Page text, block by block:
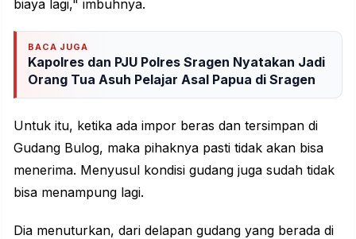
biaya lagi," imbuhnya.
BACA JUGA
Kapolres dan PJU Polres Sragen Nyatakan Jadi
Orang Tua Asuh Pelajar Asal Papua di Sragen
Untuk itu, ketika ada impor beras dan tersimpan di
Gudang Bulog, maka pihaknya pasti tidak akan bisa
menerima. Menyusul kondisi gudang juga sudah tidak
bisa menampung lagi.
Dia menuturkan, dari delapan gudang yang berada di